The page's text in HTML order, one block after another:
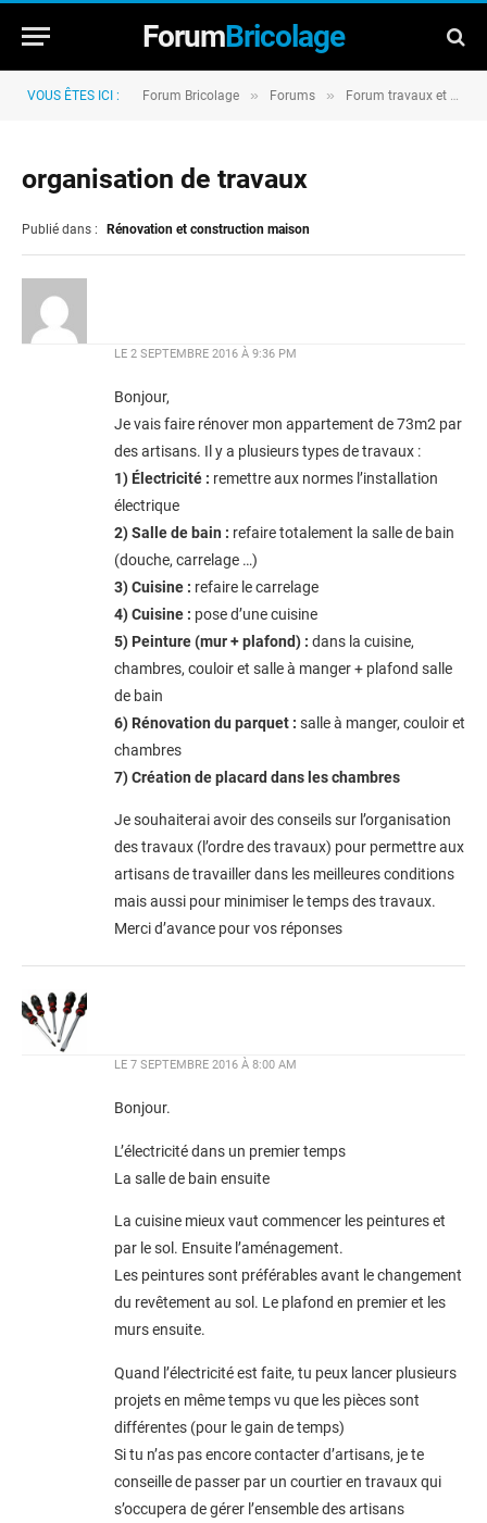
ForumBricolage
VOUS ÊTES ICI : Forum Bricolage » Forums » Forum travaux et rénovation
organisation de travaux
Publié dans : Rénovation et construction maison
LE 2 SEPTEMBRE 2016 À 9:36 PM
Bonjour,
Je vais faire rénover mon appartement de 73m2 par
des artisans. Il y a plusieurs types de travaux :
1) Électricité : remettre aux normes l’installation
électrique
2) Salle de bain : refaire totalement la salle de bain
(douche, carrelage …)
3) Cuisine : refaire le carrelage
4) Cuisine : pose d’une cuisine
5) Peinture (mur + plafond) : dans la cuisine,
chambres, couloir et salle à manger + plafond salle
de bain
6) Rénovation du parquet : salle à manger, couloir et
chambres
7) Création de placard dans les chambres
Je souhaiterai avoir des conseils sur l’organisation
des travaux (l’ordre des travaux) pour permettre aux
artisans de travailler dans les meilleures conditions
mais aussi pour minimiser le temps des travaux.
Merci d’avance pour vos réponses
LE 7 SEPTEMBRE 2016 À 8:00 AM
Bonjour.
L’électricité dans un premier temps
La salle de bain ensuite
La cuisine mieux vaut commencer les peintures et
par le sol. Ensuite l’aménagement.
Les peintures sont préférables avant le changement
du revêtement au sol. Le plafond en premier et les
murs ensuite.
Quand l’électricité est faite, tu peux lancer plusieurs
projets en même temps vu que les pièces sont
différentes (pour le gain de temps)
Si tu n’as pas encore contacter d’artisans, je te
conseille de passer par un courtier en travaux qui
s’occupera de gérer l’ensemble des artisans